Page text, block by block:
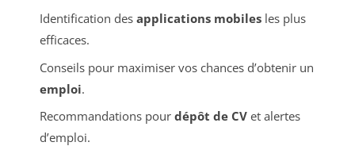
Identification des applications mobilesles plus
efficaces.
Conseils pour maximiser vos chances d’obtenir un
emploi.
Recommandations pour dépôt de CVet alertes
d’emploi.